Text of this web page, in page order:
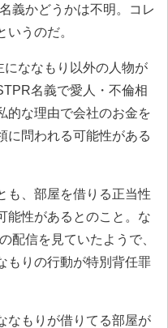
義かどうかは不明。コレ
うのだ。
ななもり以外の人物が
名義で愛人・不倫相
的な理由で会社のお金を
に問われる可能性がある
も、部屋を借りる正当性
能性があるとのこと。な
配信を見ていたようで、
もりの行動が特別背任罪
なもりが借りてる部屋が